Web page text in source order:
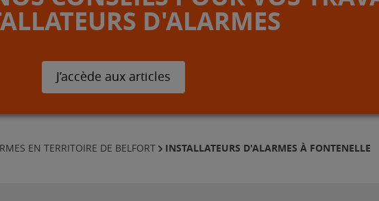
D'ALARMES
J’accède aux articles
EN TERRITOIRE DE BELFORT INSTALLATEURS D'ALARMES À FONTENELLE